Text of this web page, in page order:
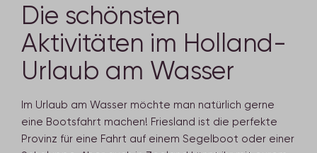
Die schönsten
Aktivitäten im Holland-
Urlaub am Wasser
Im Urlaub am Wasser möchte man natürlich gerne
eine Bootsfahrt machen! Friesland ist die perfekte
Provinz für eine Fahrt auf einem Segelboot oder einer